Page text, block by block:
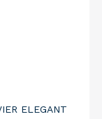
ELEGANT